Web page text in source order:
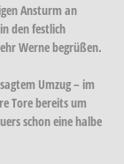
Ansturm an
den festlich
Werne begrüßen.
Umzug – im
Tore bereits um
schon eine halbe